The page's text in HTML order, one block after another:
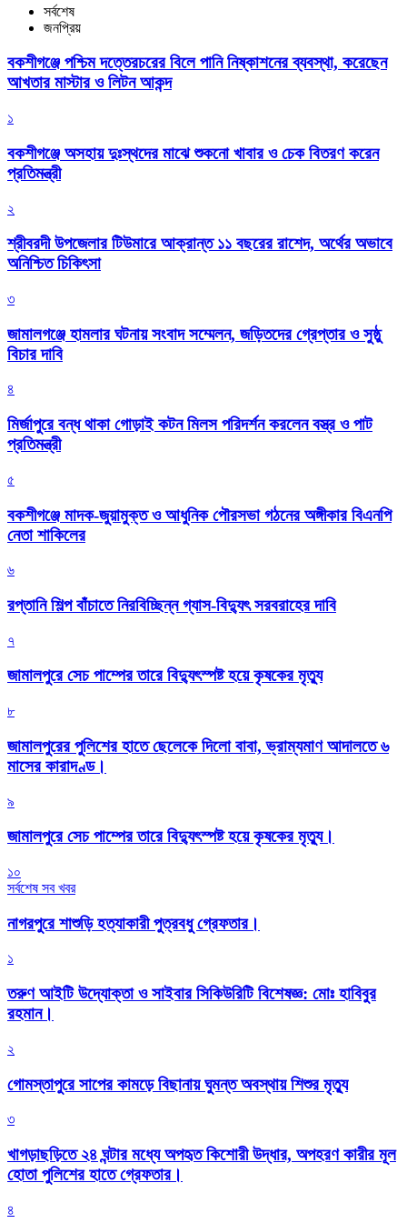
সর্বশেষ
জনপ্রিয়
বকশীগঞ্জে পশ্চিম দত্তেরচরের বিলে পানি নিষ্কাশনের ব্যবস্থা, করেছেন
আখতার মাস্টার ও লিটন আকন্দ
১
বকশীগঞ্জে অসহায় দুঃস্থদের মাঝে শুকনো খাবার ও চেক বিতরণ করেন
প্রতিমন্ত্রী
২
শ্রীবরদী উপজেলার টিউমারে আক্রান্ত ১১ বছরের রাশেদ, অর্থের অভাবে
অনিশ্চিত চিকিৎসা
৩
জামালগঞ্জে হামলার ঘটনায় সংবাদ সম্মেলন, জড়িতদের গ্রেপ্তার ও সুষ্ঠু
বিচার দাবি
৪
মির্জাপুরে বন্ধ থাকা গোড়াই কটন মিলস পরিদর্শন করলেন বস্ত্র ও পাট
প্রতিমন্ত্রী
৫
বকশীগঞ্জে মাদক-জুয়ামুক্ত ও আধুনিক পৌরসভা গঠনের অঙ্গীকার বিএনপি
নেতা শাকিলের
৬
রপ্তানি শিল্প বাঁচাতে নিরবিচ্ছিন্ন গ্যাস-বিদ্যুৎ সরবরাহের দাবি
৭
জামালপুরে সেচ পাম্পের তারে বিদ্যুৎস্পষ্ট হয়ে কৃষকের মৃত্যু
৮
জামালপুরের পুলিশের হাতে ছেলেকে দিলো বাবা, ভ্রাম্যমাণ আদালতে ৬
মাসের কারাদণ্ড।
৯
জামালপুরে সেচ পাম্পের তারে বিদ্যুৎস্পষ্ট হয়ে কৃষকের মৃত্যু।
১০
সর্বশেষ সব খবর
নাগরপুরে শাশুড়ি হত্যাকারী পুত্রবধু গ্রেফতার।
১
তরুণ আইটি উদ্যোক্তা ও সাইবার সিকিউরিটি বিশেষজ্ঞ: মোঃ হাবিবুর
রহমান।
২
গোমস্তাপুরে সাপের কামড়ে বিছানায় ঘুমন্ত অবস্থায় শিশুর মৃত্যু
৩
খাগড়াছড়িতে ২৪ ঘন্টার মধ্যে অপহৃত কিশোরী উদ্ধার, অপহরণ কারীর মূল
হোতা পুলিশের হাতে গ্রেফতার।
৪